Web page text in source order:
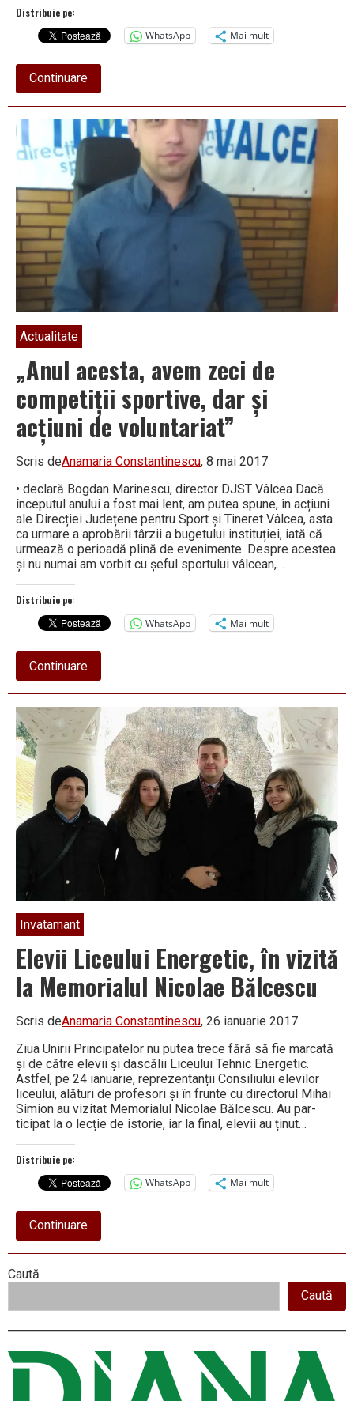
Distribuie pe:
WhatsApp
Mai mult
Continuareabout
„Busuioc
de
la
a
ediție
Actualitate
„Anul acesta, avem zeci de
competiții sportive, dar și
acțiuni de voluntariat”
Scris deAnamaria Constantinescu, 8 mai 2017
• declară Bogdan Marinescu, director DJST Vâlcea Dacă
începutul anului a fost mai lent, am putea spune, în acțiuni
ale Direcției Județene pentru Sport și Tineret Vâlcea, asta
ca urmare a aprobării târzii a bugetului instituției, iată că
urmează o perioadă plină de evenimente. Despre acestea
și nu numai am vorbit cu șeful sportului vâlcean,…
Distribuie pe:
WhatsApp
Mai mult
Continuareabout
„Anul
acesta,
zeci
de
competiții
sportive,
și
acțiuni
de
voluntariat”
Invatamant
Elevii Liceului Energetic, în vizită
la Memorialul Nicolae Bălcescu
Scris deAnamaria Constantinescu, 26 ianuarie 2017
Ziua Unirii Principatelor nu putea trece fără să fie marcată
și de către elevii și dascălii Liceului Tehnic Energetic.
Astfel, pe 24 ianuarie, reprezentanții Consi­liu­lui elevilor
liceului, alături de pro­fesori și în frunte cu directorul Mihai
Simion au vizitat Memo­ria­lul Nicolae Bălcescu. Au par­
ticipat la o lecție de istorie, iar la final, elevii au ținut…
Distribuie pe:
WhatsApp
Mai mult
Continuareabout
Elevii
Liceului
Memorialul
Right
Asides
Caută
Caută